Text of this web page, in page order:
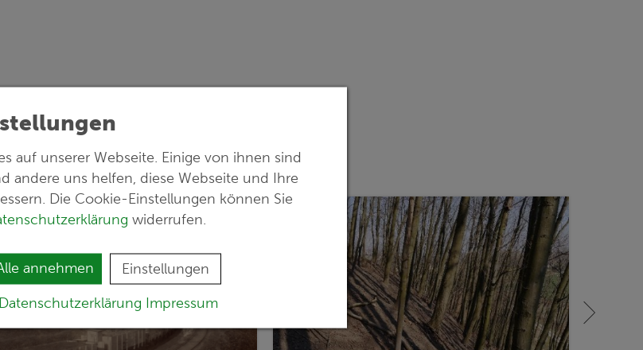
auf unserer Webseite. Einige von ihnen sind
andere uns helfen, diese Webseite und Ihre
Die Cookie-Einstellungen können Sie
widerrufen.
annehmen Einstellungen
Datenschutzerklärung Impressum